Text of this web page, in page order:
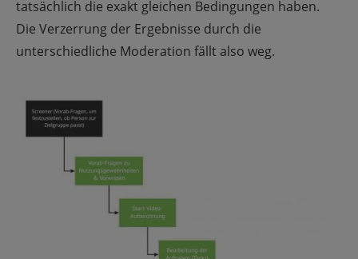
tatsächlich die exakt gleichen Bedingungen haben.
Die Verzerrung der Ergebnisse durch die
unterschiedliche Moderation fällt also weg.